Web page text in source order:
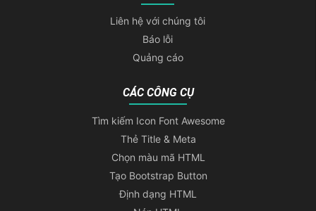
Liên hệ với chúng tôi
Báo lỗi
Quảng cáo
CÁC CÔNG CỤ
Tìm kiếm Icon Font Awesome
Thẻ Title & Meta
Chọn màu mã HTML
Tạo Bootstrap Button
Định dạng HTML